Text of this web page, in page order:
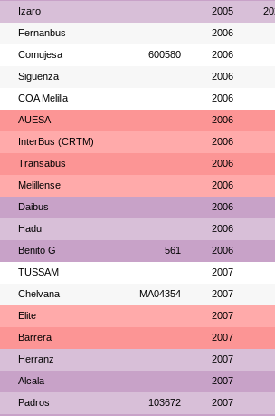
Izaro 2005
Fernanbus 2006
Comujesa 600580 2006
Sigüenza 2006
COA Melilla 2006
AUESA 2006
InterBus (CRTM) 2006
Transabus 2006
Melillense 2006
Daibus 2006
Hadu 2006
Benito G 561 2006
TUSSAM 2007
Chelvana MA04354 2007
Elite 2007
Barrera 2007
Herranz 2007
Alcala 2007
Padros 103672 2007